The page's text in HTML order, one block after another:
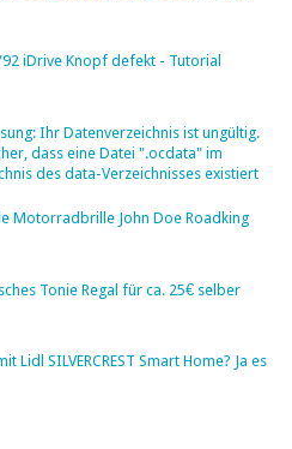
iDrive Knopf defekt - Tutorial
Ihr Datenverzeichnis ist ungültig.
dass eine Datei ".ocdata" im
des data-Verzeichnisses existiert
Motorradbrille John Doe Roadking
Tonie Regal für ca. 25€ selber
Lidl SILVERCREST Smart Home? Ja es